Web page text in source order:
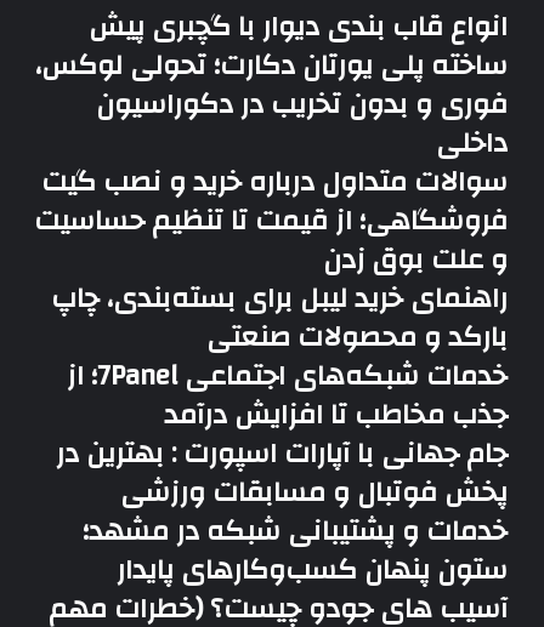
انواع قاب بندی دیوار با گچبری پیش
ساخته پلی یورتان دکارت؛ تحولی لوکس،
فوری و بدون تخریب در دکوراسیون
داخلی
سوالات متداول درباره خرید و نصب گیت
فروشگاهی؛ از قیمت تا تنظیم حساسیت
و علت بوق زدن
راهنمای خرید لیبل برای بسته‌بندی، چاپ
بارکد و محصولات صنعتی
خدمات شبکه‌های اجتماعی 7Panel؛ از
جذب مخاطب تا افزایش درآمد
جام جهانی با آپارات اسپورت : بهترین در
پخش فوتبال و مسابقات ورزشی
خدمات و پشتیبانی شبکه در مشهد؛
ستون پنهان کسب‌وکارهای پایدار
آسیب های جودو چیست؟ (خطرات مهم